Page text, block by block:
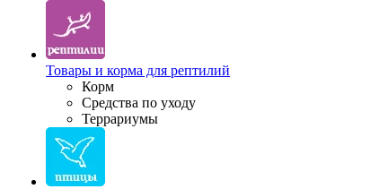
Товары и корма для рептилий
Корм
Средства по уходу
Террариумы